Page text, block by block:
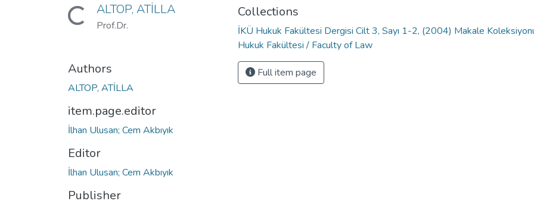
Loading... ALTOP, ATİLLA
Prof.Dr.
Authors
ALTOP, ATİLLA
item.page.editor
İlhan Ulusan; Cem Akbıyık
Editor
İlhan Ulusan; Cem Akbıyık
Publisher
Collections
İKÜ Hukuk Fakültesi Dergisi Cilt 3, Sayı 1-2, (2004) Makale
Hukuk Fakültesi / Faculty of Law
Full item page